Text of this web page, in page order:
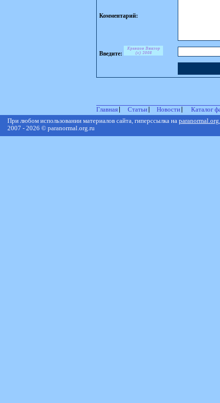
Комментарий:
Введите:
Главная Статьи Новости
Каталог
При любом использовании материалов сайта, гиперссылка на
2007 - 2026 © paranormal.org.ru